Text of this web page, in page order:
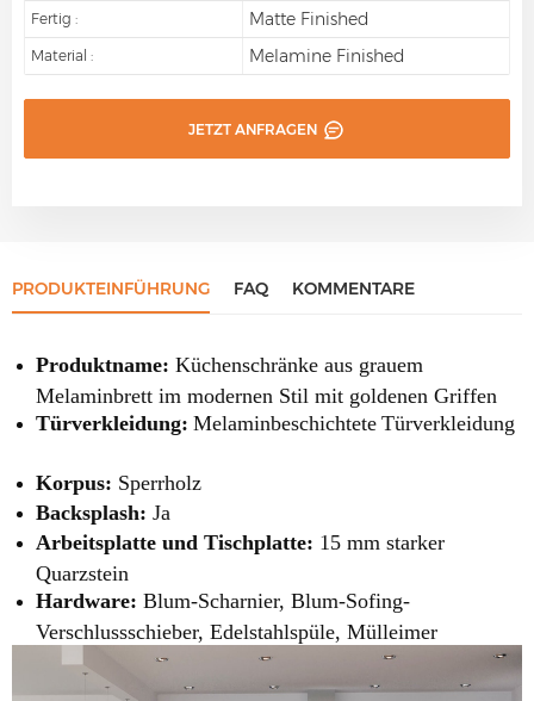
Fertig : Matte Finished
Material : Melamine Finished
JETZT ANFRAGEN
PRODUKTEINFÜHRUNG FAQ KOMMENTARE
Produktname: Küchenschränke aus grauem
Melaminbrett im modernen Stil mit goldenen Griffen
Türverkleidung: Melaminbeschichtete Türverkleidung
Korpus: Sperrholz
Backsplash: Ja
Arbeitsplatte und Tischplatte: 15 mm starker
Quarzstein
Hardware: Blum-Scharnier, Blum-Sofing-
Verschlussschieber, Edelstahlspüle, Mülleimer